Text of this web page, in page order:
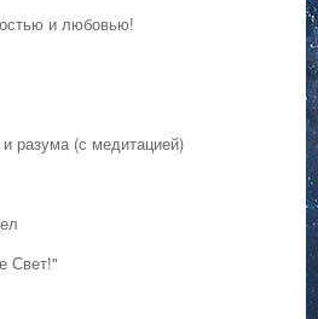
и любовью!
разума (с медитацией)
Свет!"